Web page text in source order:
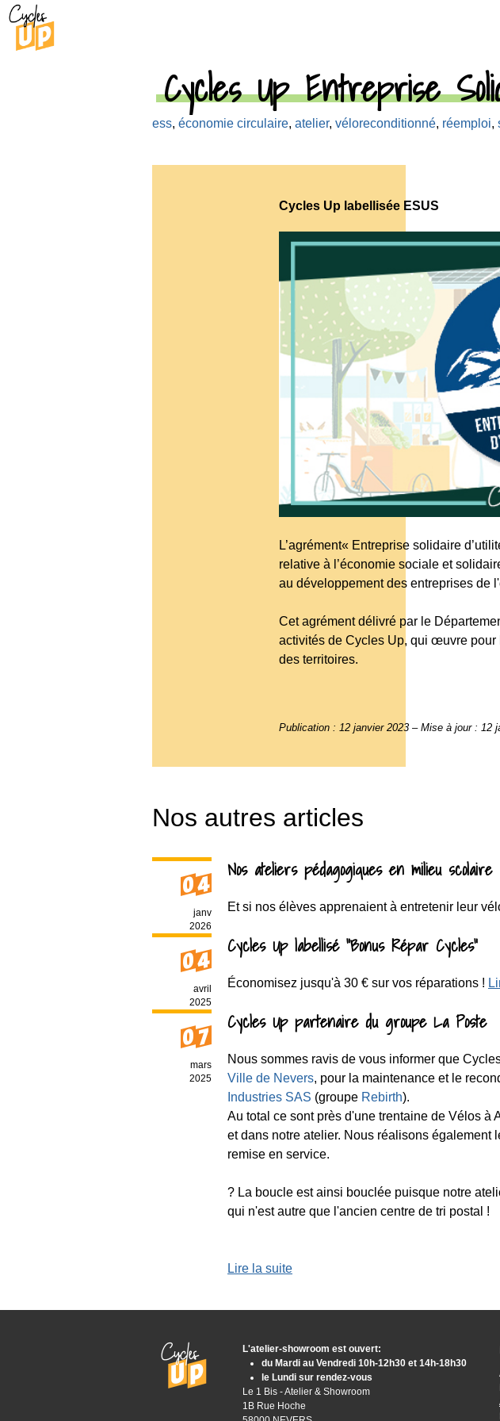
Cycles Up Entreprise
ess, économie circulaire, atelier, véloreconditionné, réemploi,
Cycles Up labellisée ESUS
L’agrément« Entreprise solidaire
relative à l’économie sociale et
au développement des entreprises de
Cet agrément délivré par le
activités de Cycles Up, qui œuvre
des territoires.
Publication : 12 janvier 2023 – Mise à jour : 12
Nos autres articles
04
janv
2026
Nos ateliers pédagogiques en milieu scolaire
Et si nos élèves apprenaient à entretenir leur
04
avril
2025
Cycles Up labellisé "Bonus Répar Cycles"
Économisez jusqu'à 30 € sur vos réparations !
07
mars
2025
Cycles Up partenaire du groupe La Poste
Nous sommes ravis de vous informer que
Ville de Nevers, pour la maintenance et le
Industries SAS (groupe Rebirth).
Au total ce sont près d'une trentaine de Vélos à
et dans notre atelier. Nous réalisons également
remise en service.
? La boucle est ainsi bouclée puisque notre
qui n'est autre que l'ancien centre de tri postal !
Lire la suite
L'atelier-showroom est ouvert:
du Mardi au Vendredi 10h-12h30 et 14h-18h30
le Lundi sur rendez-vous
Le 1 Bis - Atelier & Showroom
1B Rue Hoche